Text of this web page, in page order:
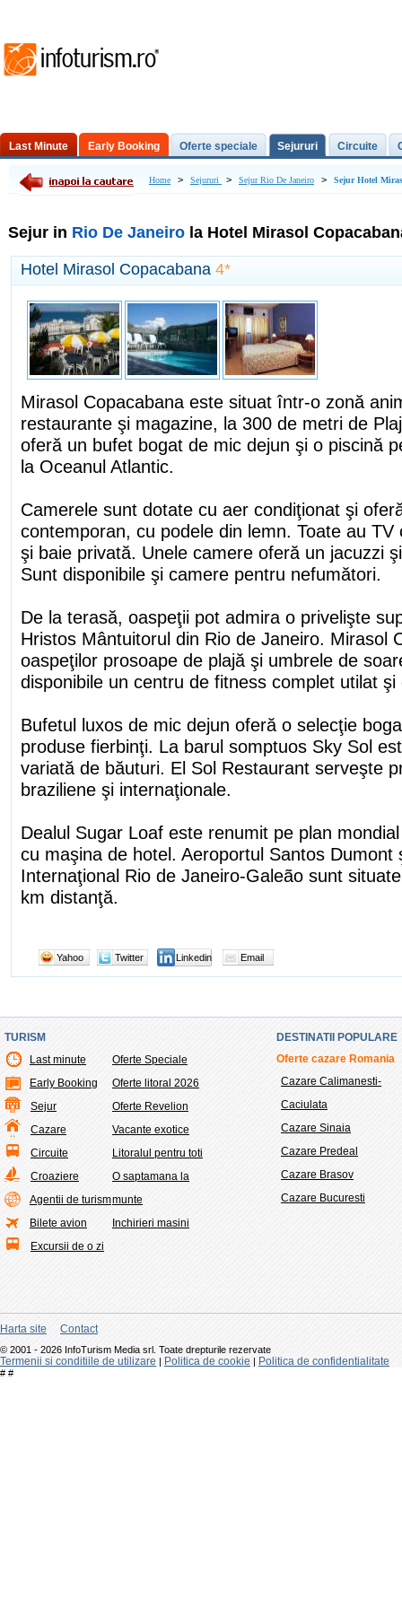
Last Minute Early Booking Oferte speciale Sejururi Circuite
Excursii de o zi Home > Sejururi > Sejur Rio De Janeiro > Sejur Hotel
Sejur in Rio De Janeiro la Hotel Mirasol
Hotel Mirasol Copacabana 4*
Mirasol Copacabana este situat într-o zonă
restaurante şi magazine, la 300 de metri de
oferă un bufet bogat de mic dejun şi o piscină
la Oceanul Atlantic.
Camerele sunt dotate cu aer condiţionat şi
contemporan, cu podele din lemn. Toate au
şi baie privată. Unele camere oferă un jacuzzi
Sunt disponibile şi camere pentru nefumători.
De la terasă, oaspeţii pot admira o privelişte
Hristos Mântuitorul din Rio de Janeiro. Mirasol
oaspeţilor prosoape de plajă şi umbrele de
disponibile un centru de fitness complet utilat şi
Bufetul luxos de mic dejun oferă o selecţie
produse fierbinţi. La barul somptuos Sky Sol
variată de băuturi. El Sol Restaurant serveşte
braziliene şi internaţionale.
Dealul Sugar Loaf este renumit pe plan
cu maşina de hotel. Aeroportul Santos Dumont
Internaţional Rio de Janeiro-Galeão sunt
km distanţă.
Yahoo Twitter Linkedin Email
TURISM
Last minute
Early Booking
Sejur
Cazare
Circuite
Croaziere
Agentii de turism
Bilete avion
Excursii de o zi
Oferte Speciale
Oferte litoral 2026
Oferte Revelion
Vacante exotice
Litoralul pentru toti
O saptamana la
munte
Inchirieri masini
DESTINATII POPULARE
Oferte cazare Romania
Cazare Calimanesti-
Caciulata
Cazare Sinaia
Cazare Predeal
Cazare Brasov
Cazare Bucuresti
Harta site Contact
© 2001 - 2026 InfoTurism Media srl. Toate drepturile rezervate
Termenii si conditiile de utilizare | Politica de cookie | Politica de confidentialitate
# #